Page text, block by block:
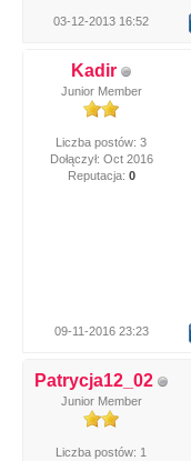
03-12-2013 16:52
Kadir
Junior Member
Liczba postów: 3
Dołączył: Oct 2016
Reputacja: 0
09-11-2016 23:23
Patrycja12_02
Junior Member
Liczba postów: 1